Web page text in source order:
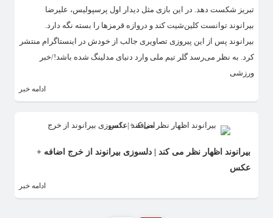
تبریز شکست دهد. در این بازی مثل دیدار اول پرسپولیس، علیرضا
بیرانوند توانست کلین‌شیت کند و دروازه قرمزها را بسته نگه دارد.
بیرانوند پس از این پیروزی تصاویری جالب از خودش در اینستاگرام منتشر
کرد. به نظر می‌رسد گلر تیم ملی وارد دنیای مدلینگ شده باشد!/خبر
ورزشی
ادامه خبر
بیرانوند اظهار نظر می کند | دلسوزی بیرانوند از خرج اضافه +
عکس
ادامه خبر